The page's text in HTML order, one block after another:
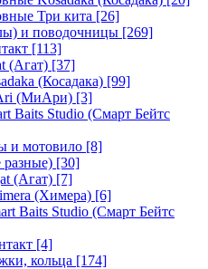
Три кита [26]
и поводочницы [269]
[113]
(Агат) [37]
(Косадака) [99]
(МиАри) [3]
Baits Studio (Смарт Бейтс
и мотовило [8]
разные) [30]
(Агат) [7]
(Химера) [6]
Baits Studio (Смарт Бейтс
[4]
кольца [174]